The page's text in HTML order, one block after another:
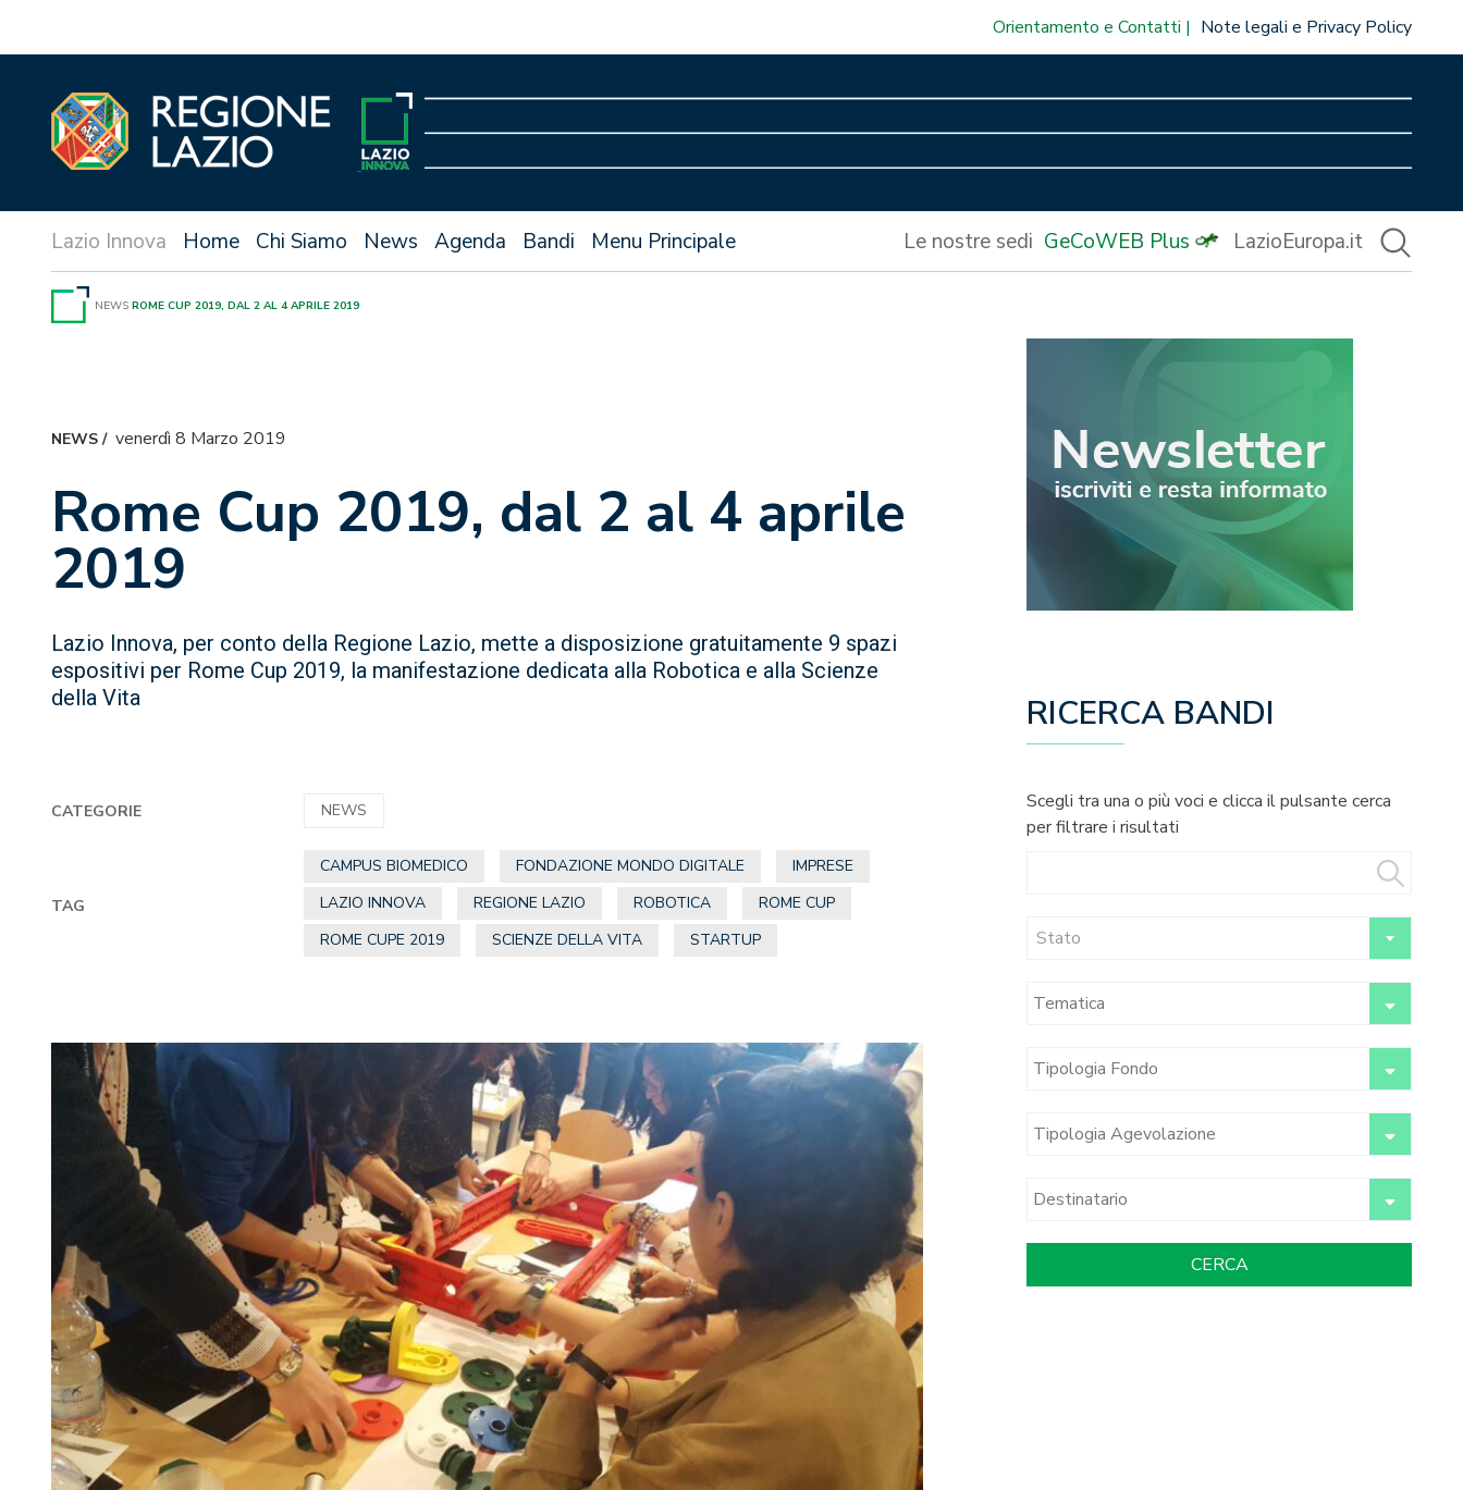
Orientamento e Contatti Note legali e Privacy Policy
Home Chi Siamo News Agenda Bandi Menu Principale Le nostre sedi GeCoWEB Plus LazioEuropa.it
NEWS ROME CUP 2019, DAL 2 AL 4 APRILE 2019
NEWS/ venerdì 8 Marzo 2019
Rome Cup 2019, dal 2 al 4 aprile
2019
Lazio Innova, per conto della Regione Lazio, mette a disposizione gratuitamente 9 spazi
espositivi per Rome Cup 2019, la manifestazione dedicata alla Robotica e alla Scienze
della Vita
CATEGORIE NEWS
TAG
CAMPUS BIOMEDICO FONDAZIONE MONDO DIGITALE
IMPRESE
LAZIO INNOVA
REGIONE LAZIO ROBOTICA
ROME CUP
ROME CUPE 2019
SCIENZE DELLA VITA STARTUP
RICERCA BANDI
Scegli tra una o più voci e clicca il pulsante cerca
per filtrare i risultati
Stato